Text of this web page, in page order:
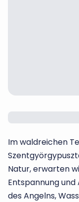
Im waldreichen
Natur, erwarten
Entspannung und
des Angelns,